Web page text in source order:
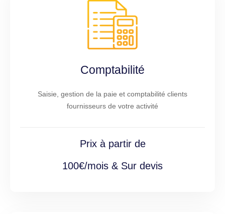
Comptabilité
Saisie, gestion de la paie et comptabilité clients
fournisseurs de votre activité
Prix à partir de
100€/mois & Sur devis